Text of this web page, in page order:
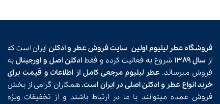
فروشگاه عطر لیلیوم اولین سایت فروش عطر و ادکلن ایران است که
از سال ۱۳۸۹ شروع به فعالیت کرده و فقط ادکلن اصل و اورجینال به
فروش میرساند. عطر لیلیوم مرجعی کامل از اطلاعات و قیمت برای
خرید انواع عطر و ادکلن اصلی در ایران است.همکاران گرامی از بخش
فروش عمده میتوانند با ما در ارتباط باشند و از تخفیفات ویژه